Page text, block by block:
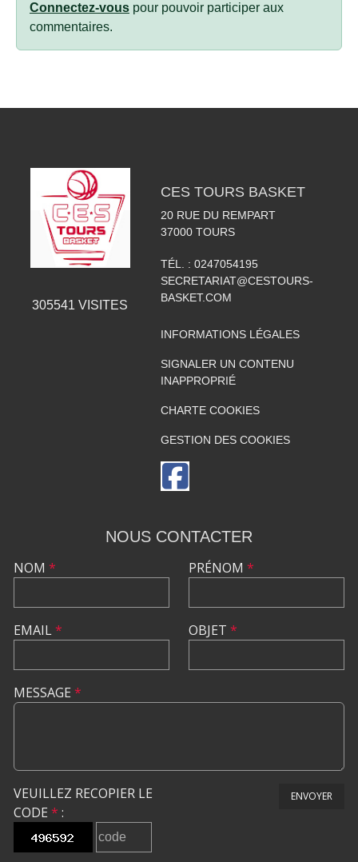
Connectez-vous pour pouvoir participer aux
commentaires.
305541 VISITES
CES TOURS BASKET
20 RUE DU REMPART
37000 TOURS
TÉL. : 0247054195
SECRETARIAT@CESTOURS-
BASKET.COM
INFORMATIONS LÉGALES
SIGNALER UN CONTENU
INAPPROPRIÉ
CHARTE COOKIES
GESTION DES COOKIES
NOUS CONTACTER
NOM *
EMAIL*
PRÉNOM *
OBJET *
MESSAGE *
VEUILLEZ RECOPIER LE
CODE * :
ENVOYER